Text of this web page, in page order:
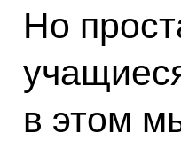
Но
в этом